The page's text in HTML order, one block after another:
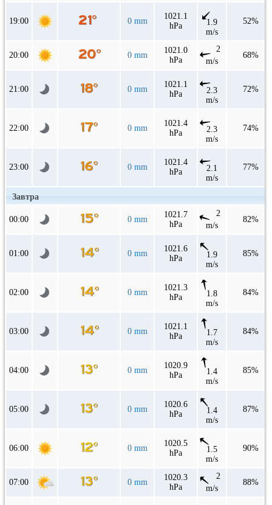
19:00 0 mm
1021.1
hPa
1.9
m/s
52%
20:00 0 mm
1021.0
hPa
2
m/s
68%
21:00 0 mm
1021.1
hPa
2.3
m/s
72%
22:00 0 mm
1021.4
hPa
2.3
m/s
74%
23:00 0 mm
1021.4
hPa
2.1
m/s
77%
Завтра
00:00 0 mm
1021.7
hPa
2
m/s
82%
01:00 0 mm
1021.6
hPa
1.9
m/s
85%
02:00 0 mm
1021.3
hPa
1.8
m/s
84%
03:00 0 mm
1021.1
hPa
1.7
m/s
84%
04:00 0 mm
1020.9
hPa
1.4
m/s
85%
05:00 0 mm
1020.6
hPa
1.4
m/s
87%
06:00 0 mm
1020.5
hPa
1.5
m/s
90%
07:00 0 mm
1020.3
hPa
2
m/s
88%